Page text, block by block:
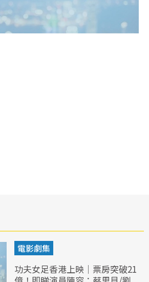
電影劇集
功夫女足香港上映｜票房突破21